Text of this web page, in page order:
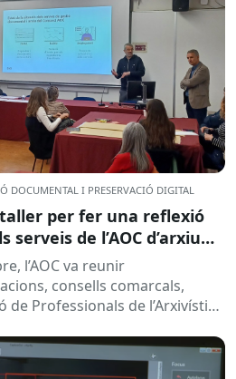
DOCUMENTAL I PRESERVACIÓ DIGITAL
taller per fer una reflexió
de l’AOC d’arxiu
l’AOC va reunir
consells comarcals,
Professionals de l’Arxivística